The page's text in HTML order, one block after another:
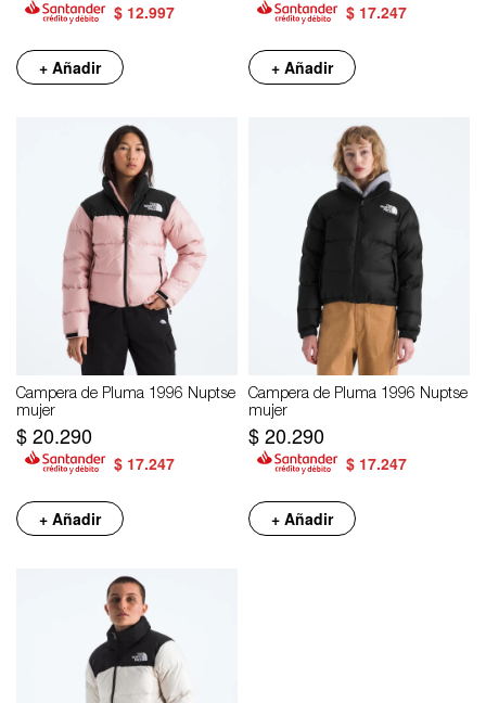
$ 12.997
+ Añadir
$ 17.247
+ Añadir
Campera de Pluma 1996 Nuptse
mujer
$20.290
$ 17.247
+ Añadir
Campera de Pluma 1996 Nuptse
mujer
$20.290
$ 17.247
+ Añadir